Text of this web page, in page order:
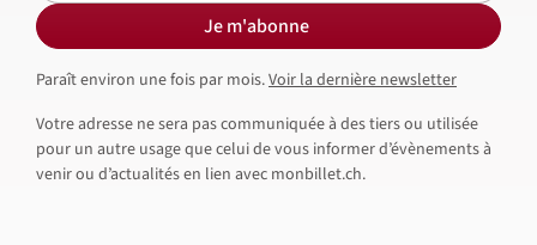
Je m'abonne
Paraît environ une fois par mois.Voir la dernière newsletter
Votre adresse ne sera pas communiquée à des tiers ou utilisée
pour un autre usage que celui de vous informer d’évènements à
venir ou d’actualités en lien avec monbillet.ch.